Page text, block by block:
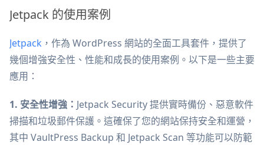
Jetpack 的使用案例
Jetpack ，作為 WordPress 網站的全面工具套件，提供了
幾個增強安全性、性能和成長的使用案例。以下是一些主要
應用：
1. 安全性增強： Jetpack Security 提供實時備份、惡意軟件
掃描和垃圾郵件保護。這確保了您的網站保持安全和運營，
其中 VaultPress Backup 和 Jetpack Scan 等功能可以防範